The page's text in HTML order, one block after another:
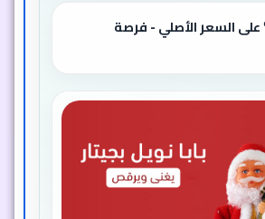
50% على السعر الأصلي - فرصة